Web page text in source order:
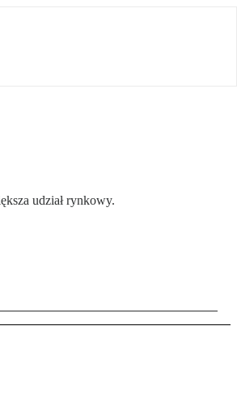
udział rynkowy.